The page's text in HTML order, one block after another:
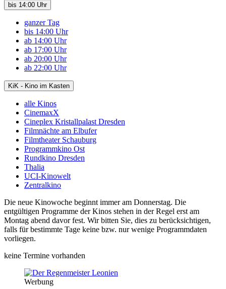
bis 14:00 Uhr
ganzer Tag
bis 14:00 Uhr
ab 14:00 Uhr
ab 17:00 Uhr
ab 20:00 Uhr
ab 22:00 Uhr
KiK - Kino im Kasten
alle Kinos
CinemaxX
Cineplex Kristallpalast Dresden
Filmnächte am Elbufer
Filmtheater Schauburg
Programmkino Ost
Rundkino Dresden
Thalia
UCI-Kinowelt
Zentralkino
Die neue Kinowoche beginnt immer am Donnerstag. Die
entgültigen Programme der Kinos stehen in der Regel erst am
Montag abend davor fest. Wir bitten Sie, dies zu berücksichtigen,
falls für bestimmte Tage keine bzw. nur wenige Programmdaten
vorliegen.
keine Termine vorhanden
Werbung